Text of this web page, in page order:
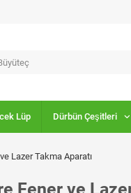
Lüp Dürbün Çeşitleri
Lazer Takma Aparatı